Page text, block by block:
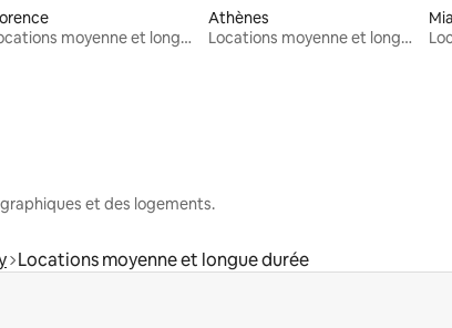
Locations moyenne et longue durée
Athènes
Locations moyenne et longue durée
et des logements.
Locations moyenne et longue durée